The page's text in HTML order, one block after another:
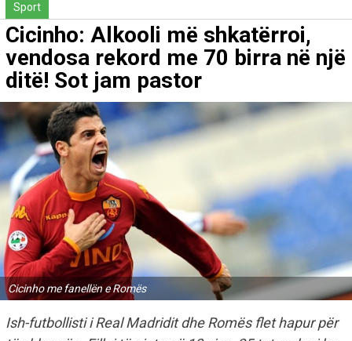
Sport
Cicinho: Alkooli më shkatërroi,
vendosa rekord me 70 birra në një
ditë! Sot jam pastor
Cicinho me fanellën e Romës
Ish-futbollisti i Real Madridit dhe Romës flet hapur për